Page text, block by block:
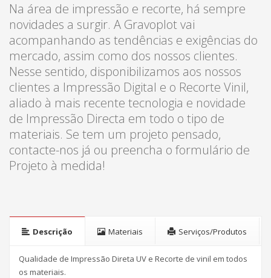
Na área de impressão e recorte, há sempre
novidades a surgir. A Gravoplot vai
acompanhando as tendências e exigências do
mercado, assim como dos nossos clientes.
Nesse sentido, disponibilizamos aos nossos
clientes a Impressão Digital e o Recorte Vinil,
aliado à mais recente tecnologia e novidade
de Impressão Directa em todo o tipo de
materiais. Se tem um projeto pensado,
contacte-nos já ou preencha o formulário de
Projeto à medida!
Descrição Materiais Serviços/Produtos
Qualidade de Impressão Direta UV e Recorte de vinil em todos
os materiais.